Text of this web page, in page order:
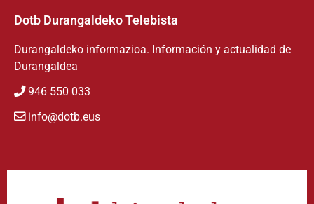
Dotb Durangaldeko Telebista
Durangaldeko informazioa. Información y actualidad de
Durangaldea
946 550 033
info@dotb.eus